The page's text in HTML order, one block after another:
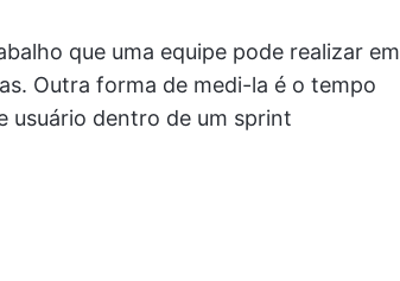
que uma equipe pode realizar em
Outra forma de medi-la é o tempo
usuário dentro de um sprint